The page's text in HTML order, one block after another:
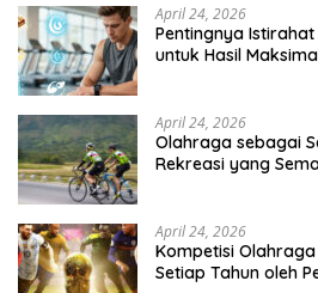
April 24, 2026
Pentingnya
untuk Hasil
April 24, 2026
Olahraga sebagai
Rekreasi yang
April 24, 2026
Kompetisi
Setiap Tahun oleh